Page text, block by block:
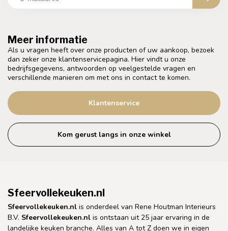
Meer informatie
Als u vragen heeft over onze producten of uw aankoop, bezoek
dan zeker onze klantenservicepagina. Hier vindt u onze
bedrijfsgegevens, antwoorden op veelgestelde vragen en
verschillende manieren om met ons in contact te komen.
Klantenservice
Kom gerust langs in onze winkel
Sfeervollekeuken.nl
Sfeervollekeuken.nl is onderdeel van Rene Houtman Interieurs
B.V. Sfeervollekeuken.nl is ontstaan uit 25 jaar ervaring in de
landelijke keuken branche. Alles van A tot Z doen we in eigen